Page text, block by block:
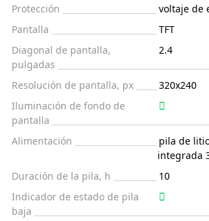
Protección
voltaje de
Pantalla
TFT
Diagonal de pantalla,
pulgadas
2.4
Resolución de pantalla, px
320x240
Iluminación de fondo de
pantalla
Alimentación
pila de
integrada
Duración de la pila, h
10
Indicador de estado de pila
baja